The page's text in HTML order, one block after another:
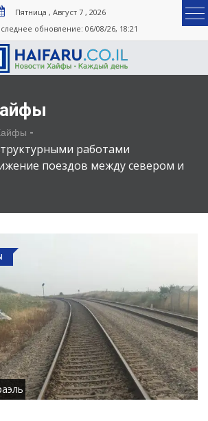
Пятница , Август 7 , 2026
обновление: 06/08/26, 18:21
-
работами
поездов между севером и